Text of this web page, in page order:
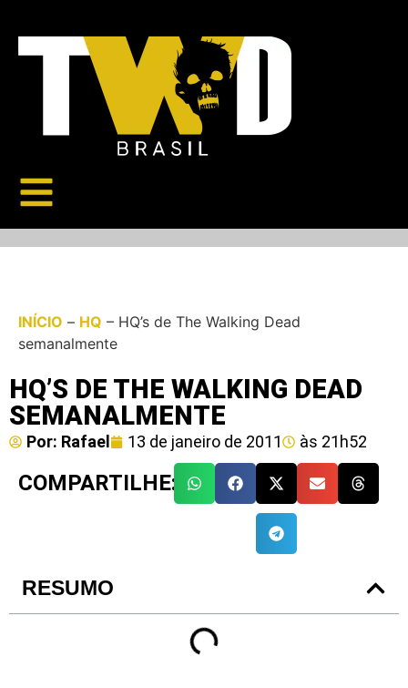
INÍCIO – HQ – HQ’s de The Walking Dead
semanalmente
HQ’S DE THE WALKING DEAD
SEMANALMENTE
Por: Rafael 13 de janeiro de 2011 às 21h52
COMPARTILHE:
RESUMO